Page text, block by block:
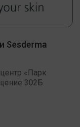
Sesderma
«Парк
302Б